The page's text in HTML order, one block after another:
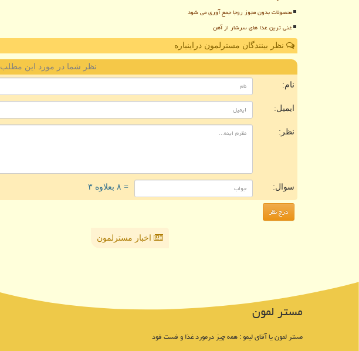
محصولات بدون مجوز روجا جمع آوری می شود
غنی ترین غذا های سرشار از آهن
نظر بینندگان مسترلمون دراینباره
نظر شما در مورد این مطلب
نام:
ایمیل:
نظر:
سوال: = ۸ بعلاوه ۳
اخبار مسترلمون
مستر لمون
مستر لمون یا آقای لیمو : همه چیز درمورد غذا و فست فود